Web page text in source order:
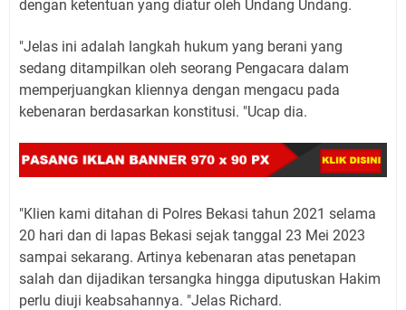
dengan ketentuan yang diatur oleh Undang Undang.
"Jelas ini adalah langkah hukum yang berani yang
sedang ditampilkan oleh seorang Pengacara dalam
memperjuangkan kliennya dengan mengacu pada
kebenaran berdasarkan konstitusi. "Ucap dia.
"Klien kami ditahan di Polres Bekasi tahun 2021 selama
20 hari dan di lapas Bekasi sejak tanggal 23 Mei 2023
sampai sekarang. Artinya kebenaran atas penetapan
salah dan dijadikan tersangka hingga diputuskan Hakim
perlu diuji keabsahannya. "Jelas Richard.